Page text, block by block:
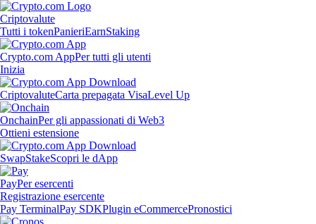
Criptovalute
Tutti i tokenPanieriEarnStaking
Crypto.com AppPer tutti gli utenti
Inizia
CriptovaluteCarta prepagata VisaLevel Up
OnchainPer gli appassionati di Web3
Ottieni estensione
SwapStakeScopri le dApp
PayPer esercenti
Registrazione esercente
Pay TerminalPay SDKPlugin eCommercePronostici